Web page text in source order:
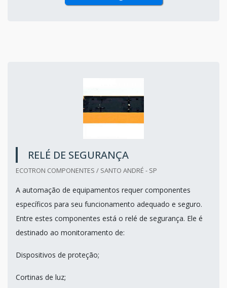
RELÉ DE SEGURANÇA
ECOTRON COMPONENTES / SANTO ANDRÉ - SP
A automação de equipamentos requer componentes
específicos para seu funcionamento adequado e seguro.
Entre estes componentes está o relé de segurança. Ele é
destinado ao monitoramento de:
Dispositivos de proteção;
Cortinas de luz;